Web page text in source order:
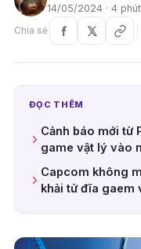
14/05/2024 · 4
Chia sẻ
ĐỌC THÊM
Cảnh báo mới từ
game vật lý vào
Capcom không
khải tử đĩa gaem